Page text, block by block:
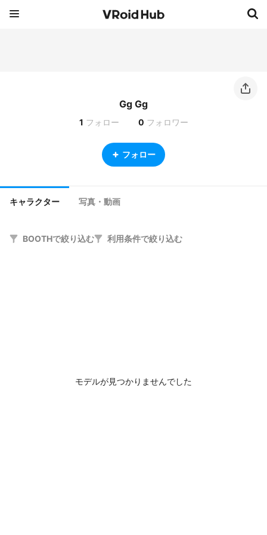
Gg Gg
1 フォロー 0 フォロワー
フォロー
キャラクター 写真・動画
BOOTHで絞り込む 利用条件で絞り込む
モデルが見つかりませんでした